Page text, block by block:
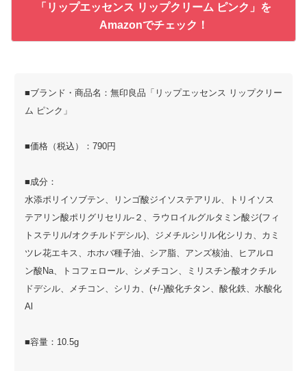
「リップエッセンス リップクリーム ピンク」を
Amazonでチェック！
■ブランド・商品名：無印良品「リップエッセンス リップクリー
ム ピンク」
■価格（税込）：790円
■成分：
水添ポリイソブテン、リンゴ酸ジイソステアリル、トリイソス
テアリン酸ポリグリセリル-２、ラウロイルグルタミン酸ジ(フィ
トステリル/オクチルドデシル)、ジメチルシリル化シリカ、カミ
ツレ花エキス、ホホバ種子油、シア脂、アンズ核油、ヒアルロ
ン酸Na、トコフェロール、シメチコン、ミリスチン酸オクチル
ドデシル、メチコン、シリカ、(+/-)酸化チタン、酸化鉄、水酸化
Al
■容量：10.5g